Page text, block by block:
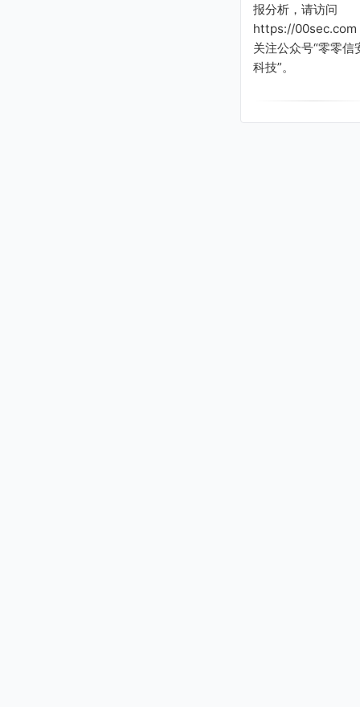
报分析，请访问
https://00sec.com
关注公众号“零零信
科技”。